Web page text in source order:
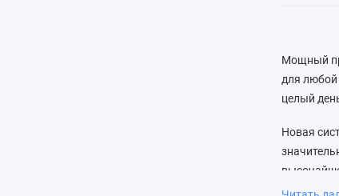
Мощный
для любой
целый
Новая